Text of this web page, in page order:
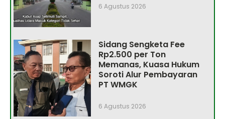
6 Agustus 2026
Sidang Sengketa Fee
Rp2.500 per Ton
Memanas, Kuasa Hukum
Soroti Alur Pembayaran
PT WMGK
6 Agustus 2026